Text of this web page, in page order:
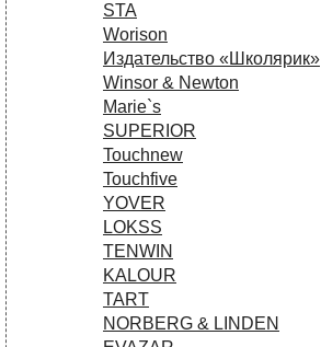
STA
Worison
Издательство «Школярик»
Winsor & Newton
Marie`s
SUPERIOR
Touchnew
Touchfive
YOVER
LOKSS
TENWIN
KALOUR
TART
NORBERG & LINDEN